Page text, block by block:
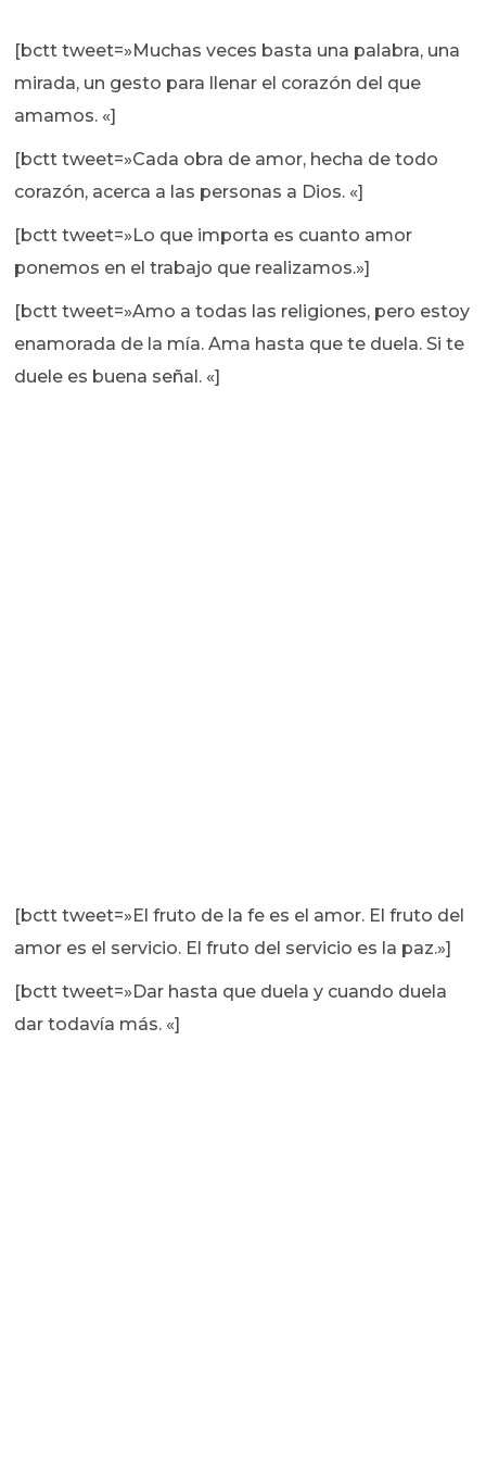
[bctt tweet=»Muchas veces basta una palabra, una
mirada, un gesto para llenar el corazón del que
amamos. «]
[bctt tweet=»Cada obra de amor, hecha de todo
corazón, acerca a las personas a Dios. «]
[bctt tweet=»Lo que importa es cuanto amor
ponemos en el trabajo que realizamos.»]
[bctt tweet=»Amo a todas las religiones, pero estoy
enamorada de la mía. Ama hasta que te duela. Si te
duele es buena señal. «]
[bctt tweet=»El fruto de la fe es el amor. El fruto del
amor es el servicio. El fruto del servicio es la paz.»]
[bctt tweet=»Dar hasta que duela y cuando duela
dar todavía más. «]